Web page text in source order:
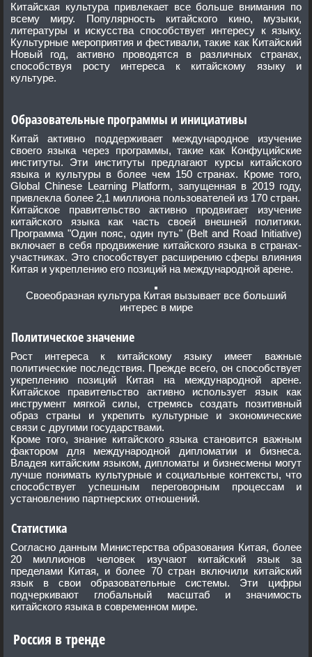
Китайская культура привлекает все больше внимания по
всему миру. Популярность китайского кино, музыки,
литературы и искусства способствует интересу к языку.
Культурные мероприятия и фестивали, такие как Китайский
Новый год, активно проводятся в различных странах,
способствуя росту интереса к китайскому языку и
культуре.
Образовательные программы и инициативы
Китай активно поддерживает международное изучение
своего языка через программы, такие как Конфуцийские
институты. Эти институты предлагают курсы китайского
языка и культуры в более чем 150 странах. Кроме того,
Global Chinese Learning Platform, запущенная в 2019 году,
привлекла более 2,1 миллиона пользователей из 170 стран.
Китайское правительство активно продвигает изучение
китайского языка как часть своей внешней политики.
Программа "Один пояс, один путь" (Belt and Road Initiative)
включает в себя продвижение китайского языка в странах-
участниках. Это способствует расширению сферы влияния
Китая и укреплению его позиций на международной арене.
Своеобразная культура Китая вызывает все больший
интерес в мире
Политическое значение
Рост интереса к китайскому языку имеет важные
политические последствия. Прежде всего, он способствует
укреплению позиций Китая на международной арене.
Китайское правительство активно использует язык как
инструмент мягкой силы, стремясь создать позитивный
образ страны и укрепить культурные и экономические
связи с другими государствами.
Кроме того, знание китайского языка становится важным
фактором для международной дипломатии и бизнеса.
Владея китайским языком, дипломаты и бизнесмены могут
лучше понимать культурные и социальные контексты, что
способствует успешным переговорным процессам и
установлению партнерских отношений.
Статистика
Согласно данным Министерства образования Китая, более
20 миллионов человек изучают китайский язык за
пределами Китая, и более 70 стран включили китайский
язык в свои образовательные системы. Эти цифры
подчеркивают глобальный масштаб и значимость
китайского языка в современном мире.
Россия в тренде